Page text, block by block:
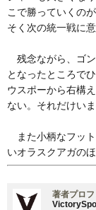
こで勝っていくの
そく次の統一戦に意
残念ながら、ゴ
となったところで
ウスポーから右構
ない。それだけい
また小柄なフッ
いオラスクアガの
著者プロ